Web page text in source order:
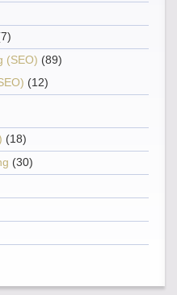
(SEO) (89)
(12)
(18)
(30)